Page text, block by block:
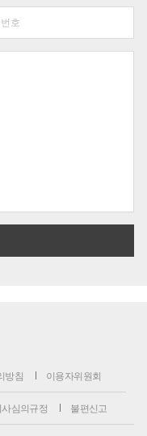
방침 이용자위원회
사심의규정 불편신고